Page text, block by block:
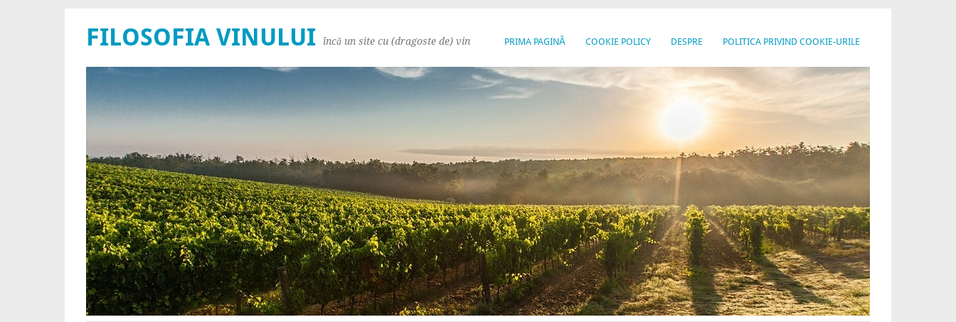
PRIMA PAGINĂ COOKIE POLICY DESPRE POLITICA PRIVIND COOKIE-URILE
FILOSOFIA VINULUI încă un site cu (dragoste de) vin